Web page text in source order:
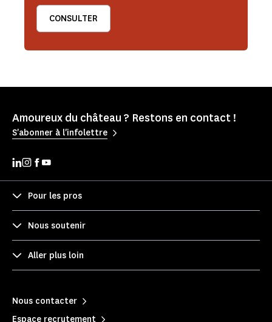
CONSULTER
Amoureux du château ? Restons en contact !
S'abonner à l'infolettre
Pour les pros
Nous soutenir
Aller plus loin
Nous contacter
Espace recrutement